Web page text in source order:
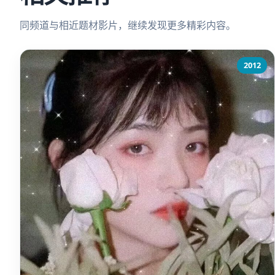
同频道与相近题材影片，继续发现更多精彩内容。
2012